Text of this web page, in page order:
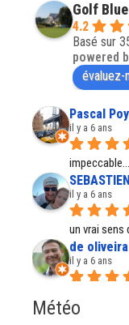
Golf
4.2
Basé sur
powered
évaluez-
Pascal
il y a 6 ans
impeccable...
il y a 6 ans
un vrai sens
de
il y a 6 ans
Régine
Météo